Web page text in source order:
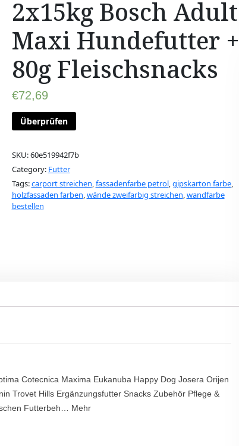
2x15kg Bosch Adult
Maxi Hundefutter +
80g Fleischsnacks
€72,69
Überprüfen
SKU:60e519942f7b
Category: Futter
Tags:carport streichen,fassadenfarbe petrol,gipskarton farbe,
holzfassaden farben,wände zweifarbig streichen,wandfarbe
bestellen
Cotecnica Maxima Eukanuba Happy Dog Josera Orijen
Trovet Hills Ergänzungsfutter Snacks Zubehör Pflege &
Futterbeh… Mehr